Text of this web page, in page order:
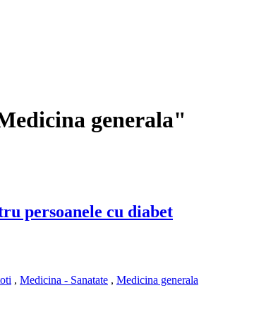
generala"
persoanele cu diabet
, Medicina - Sanatate , Medicina generala